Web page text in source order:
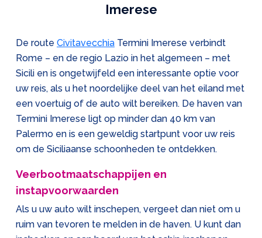
Imerese
De route Civitavecchia Termini Imerese verbindt
Rome – en de regio Lazio in het algemeen – met
Sicili en is ongetwijfeld een interessante optie voor
uw reis, als u het noordelijke deel van het eiland met
een voertuig of de auto wilt bereiken. De haven van
Termini Imerese ligt op minder dan 40 km van
Palermo en is een geweldig startpunt voor uw reis
om de Siciliaanse schoonheden te ontdekken.
Veerbootmaatschappijen en
instapvoorwaarden
Als u uw auto wilt inschepen, vergeet dan niet om u
ruim van tevoren te melden in de haven. U kunt dan